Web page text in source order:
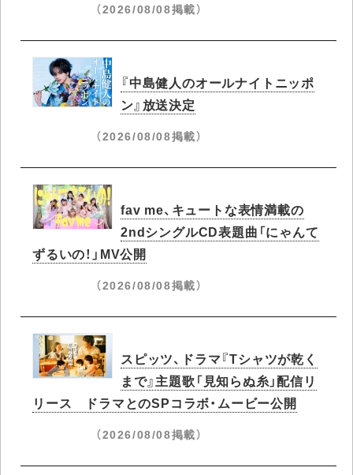
（2026/08/08掲載）
『中島健人のオールナイトニッポ
ン』放送決定
（2026/08/08掲載）
fav me、キュートな表情満載の
2ndシングルCD表題曲「にゃんて
ずるいの！」MV公開
（2026/08/08掲載）
スピッツ、ドラマ『Tシャツが乾く
まで』主題歌「見知らぬ糸」配信リ
リース ドラマとのSPコラボ・ムービー公開
（2026/08/08掲載）